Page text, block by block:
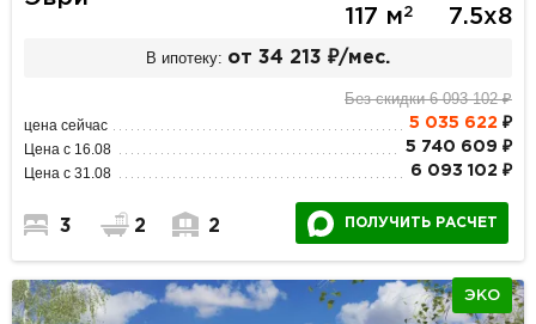
117 м2 7.5х8
В ипотеку: от 34 213 ₽/мес.
Без скидки 6 093 102 ₽
цена сейчас 5 035 622 ₽
Цена с 16.08 5 740 609 ₽
Цена с 31.08 6 093 102 ₽
3 2 2 ПОЛУЧИТЬ РАСЧЕТ
ЭКО